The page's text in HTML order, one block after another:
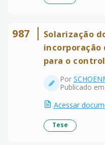
987
Solarização
incorporação
para o
Por
Publicado
Acessar
Tese